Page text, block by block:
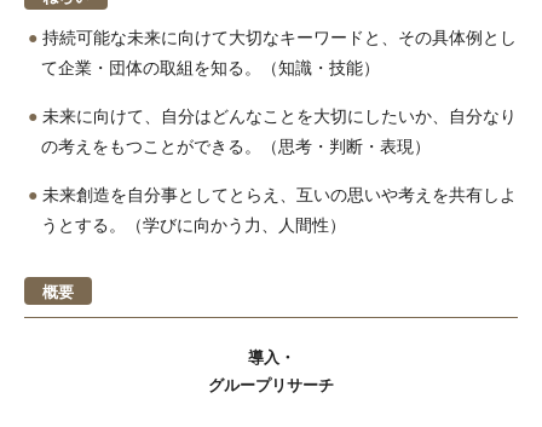
持続可能な未来に向けて大切なキーワードと、その具体例とし
て企業・団体の取組を知る。（知識・技能）
未来に向けて、自分はどんなことを大切にしたいか、自分なり
の考えをもつことができる。（思考・判断・表現）
未来創造を自分事としてとらえ、互いの思いや考えを共有しよ
うとする。（学びに向かう力、人間性）
概要
導入・
グループリサーチ